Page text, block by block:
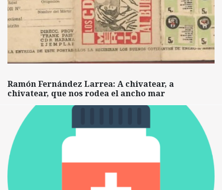
Ramón Fernández Larrea: A chivatear, a
chivatear, que nos rodea el ancho mar